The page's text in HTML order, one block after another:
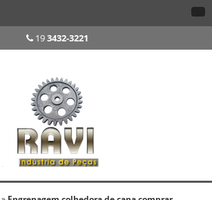
193432-3221